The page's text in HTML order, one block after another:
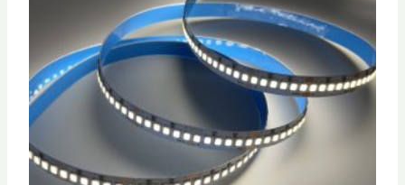
N
T
$
6
5
。
N
T
$
4
5
5